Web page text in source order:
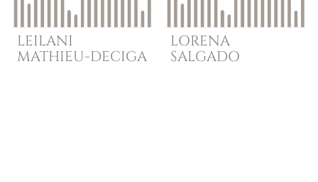
LEILANI
MATHIEU-DECIGA
LORENA
SALGADO